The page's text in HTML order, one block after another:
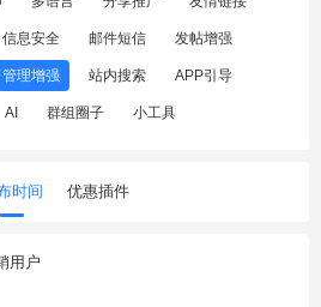
信息安全 邮件短信 发帖增强
管理增强 站内搜索 APP引导
AI 群组圈子 小工具
时间 优惠插件
用户